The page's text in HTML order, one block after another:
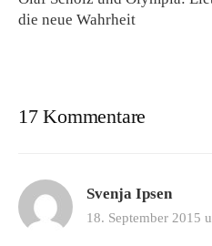
die neue Wahrheit
17 Kommentare
Svenja Ipsen
18. September 2015